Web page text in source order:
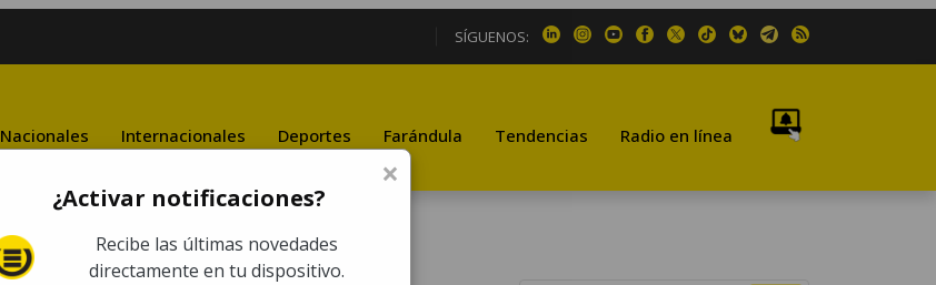
SÍGUENOS:
Nacionales Internacionales Deportes Farándula Tendencias Radio en línea
×
¿Activar notificaciones?
Recibe las últimas novedades
directamente en tu dispositivo.